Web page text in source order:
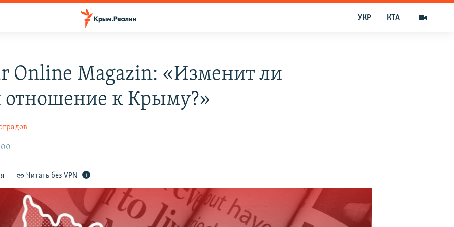
КТА
УКР
Online Magazin: «Изменит ли
отношение к Крыму?»
Читать без VPN